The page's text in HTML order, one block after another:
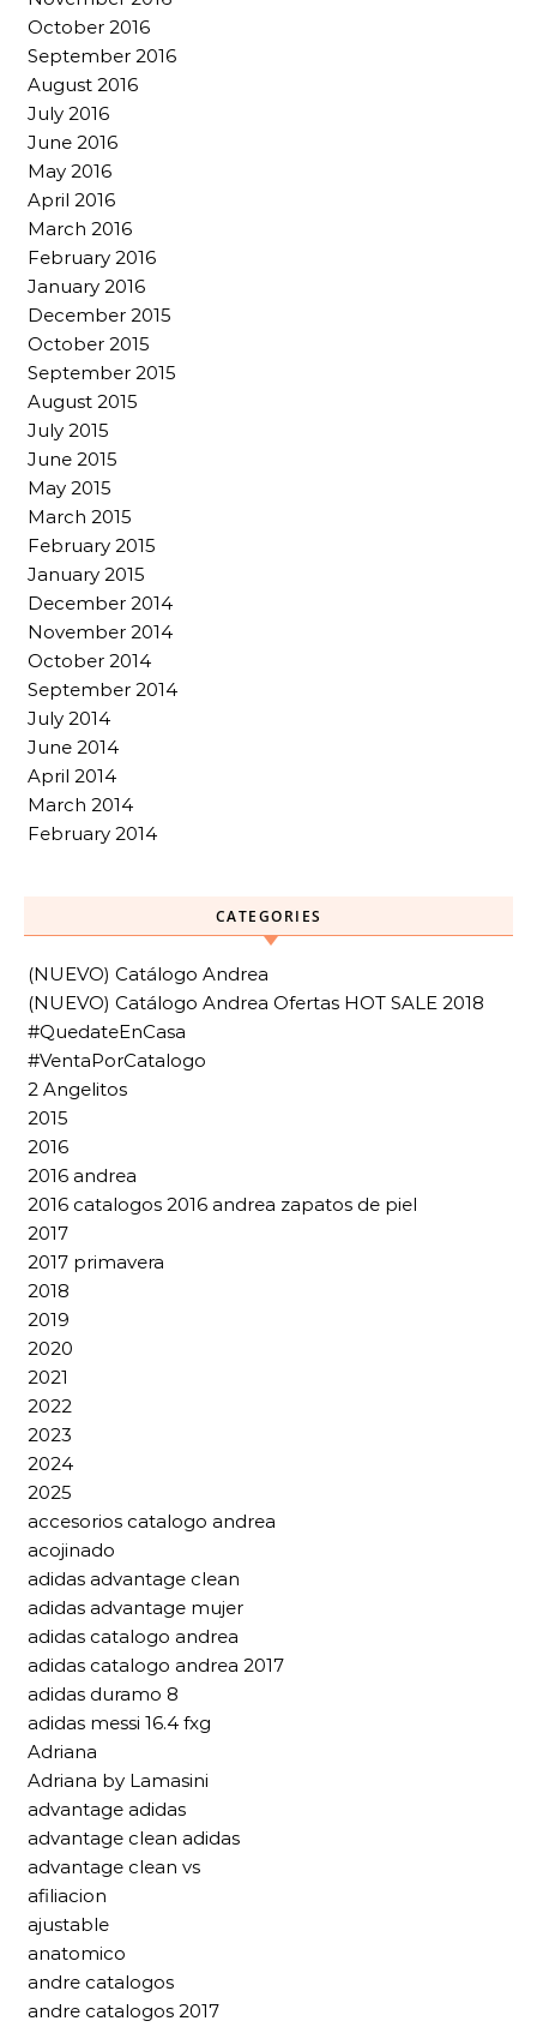
October 2016
September 2016
August 2016
July 2016
June 2016
May 2016
April 2016
March 2016
February 2016
January 2016
December 2015
October 2015
September 2015
August 2015
July 2015
June 2015
May 2015
March 2015
February 2015
January 2015
December 2014
November 2014
October 2014
September 2014
July 2014
June 2014
April 2014
March 2014
February 2014
CATEGORIES
(NUEVO) Catálogo Andrea
(NUEVO) Catálogo Andrea Ofertas HOT SALE 2018
#QuedateEnCasa
#VentaPorCatalogo
2 Angelitos
2015
2016
2016 andrea
2016 catalogos 2016 andrea zapatos de piel
2017
2017 primavera
2018
2019
2020
2021
2022
2023
2024
2025
accesorios catalogo andrea
acojinado
adidas advantage clean
adidas advantage mujer
adidas catalogo andrea
adidas catalogo andrea 2017
adidas duramo 8
adidas messi 16.4 fxg
Adriana
Adriana by Lamasini
advantage adidas
advantage clean adidas
advantage clean vs
afiliacion
ajustable
anatomico
andre catalogos
andre catalogos 2017